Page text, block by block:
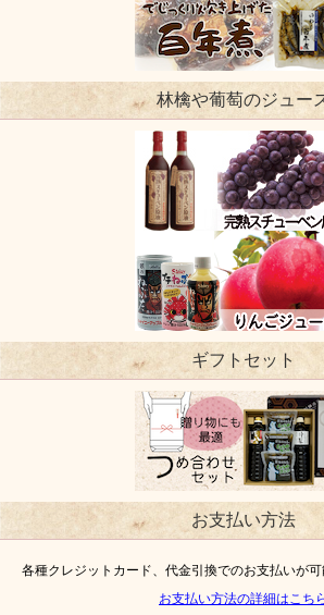
林檎や葡萄のジュー
ギフトセット
お支払い方法
各種クレジットカード、代金引換でのお支払いが可
お支払い方法の詳細はこち